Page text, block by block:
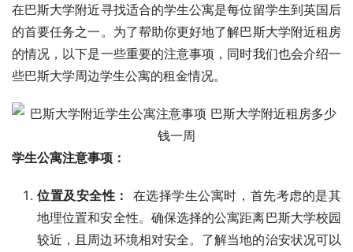
在巴斯大学附近寻找适合的学生公寓是每位留学生到英国后
的首要任务之一。为了帮助你更好地了解巴斯大学附近租房
的情况，以下是一些重要的注意事项，同时我们也会介绍一
些巴斯大学周边学生公寓的租金情况。
学生公寓注意事项：
位置及安全性：
在选择学生公寓时，首先考虑的是其
地理位置和安全性。确保选择的公寓距离巴斯大学校园
较近，且周边环境相对安全。了解当地的治安状况可以